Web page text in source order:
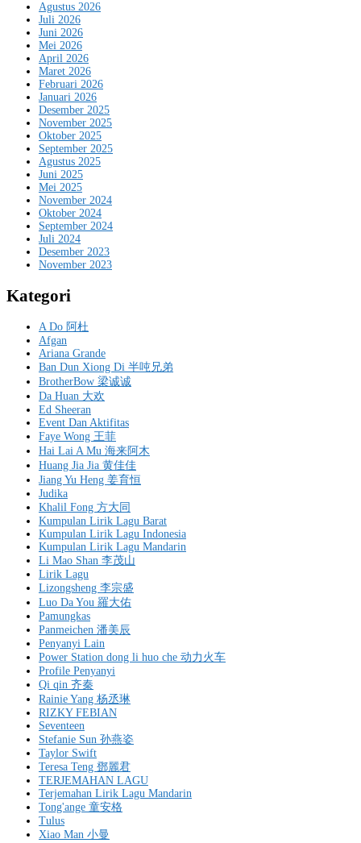
Agustus 2026
Juli 2026
Juni 2026
Mei 2026
April 2026
Maret 2026
Februari 2026
Januari 2026
Desember 2025
November 2025
Oktober 2025
September 2025
Agustus 2025
Juni 2025
Mei 2025
November 2024
Oktober 2024
September 2024
Juli 2024
Desember 2023
November 2023
Kategori
A Do 阿杜
Afgan
Ariana Grande
Ban Dun Xiong Di 半吨兄弟
BrotherBow 梁诚诚
Da Huan 大欢
Ed Sheeran
Event Dan Aktifitas
Faye Wong 王菲
Hai Lai A Mu 海来阿木
Huang Jia Jia 黄佳佳
Jiang Yu Heng 姜育恒
Judika
Khalil Fong 方大同
Kumpulan Lirik Lagu Barat
Kumpulan Lirik Lagu Indonesia
Kumpulan Lirik Lagu Mandarin
Li Mao Shan 李茂山
Lirik Lagu
Lizongsheng 李宗盛
Luo Da You 羅大佑
Pamungkas
Panmeichen 潘美辰
Penyanyi Lain
Power Station dong li huo che 动力火车
Profile Penyanyi
Qi qin 齐秦
Rainie Yang 杨丞琳
RIZKY FEBIAN
Seventeen
Stefanie Sun 孙燕姿
Taylor Swift
Teresa Teng 鄧麗君
TERJEMAHAN LAGU
Terjemahan Lirik Lagu Mandarin
Tong'ange 童安格
Tulus
Xiao Man 小曼